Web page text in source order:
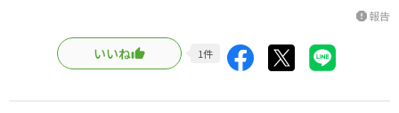
report報告
いいね 1件